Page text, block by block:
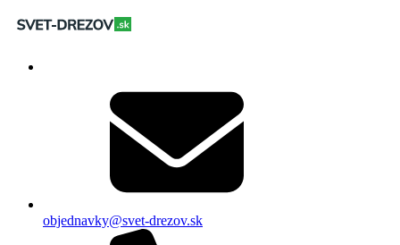
objednavky@svet-drezov.sk